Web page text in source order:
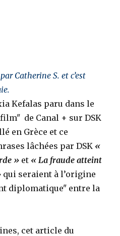
Catherine S. et c’est
Kefalas paru dans le
de Canal + sur DSK
en Grèce et ce
lâchées par DSK «
» et « La fraude atteint
qui seraient à l’origine
diplomatiqueʺ entre la
cet article du